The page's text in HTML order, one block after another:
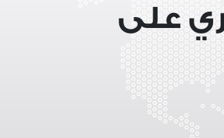
على